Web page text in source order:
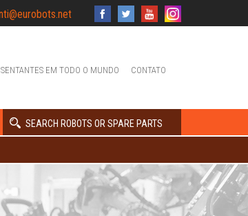
EM TODO O MUNDO CONTATO
SEARCH ROBOTS OR SPARE PARTS